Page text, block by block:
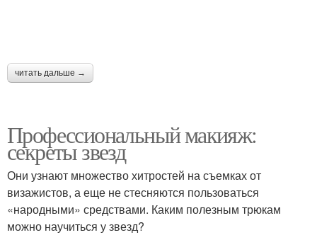
читать дальше →
Профессиональный макияж:
секреты звезд
Они узнают множество хитростей на съемках от
визажистов, а еще не стесняются пользоваться
«народными» средствами. Каким полезным трюкам
можно научиться у звезд?